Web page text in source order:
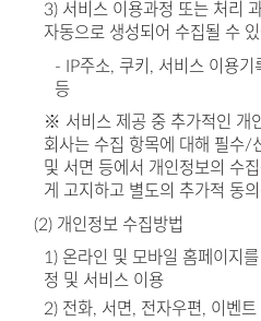
3) 서비스 이용과정 또는 처리
자동으로 생성되어 수집될 수
- IP주소, 쿠키, 서비스 이용기
등
※ 서비스 제공 중 추가적인 개
회사는 수집 항목에 대해 필수/
및 서면 등에서 개인정보의 수
게 고지하고 별도의 추가적 동
(2) 개인정보 수집방법
1) 온라인 및 모바일 홈페이지
정 및 서비스 이용
2) 전화, 서면, 전자우편, 이벤트